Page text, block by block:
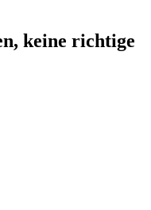
keine richtige